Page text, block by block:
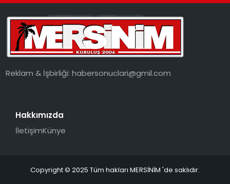
Reklam & İşbirliği:habersonuclari@gmil.com
Hakkımızda
İletişimKünye
Copyright © 2025 Tüm hakları MERSİNİM 'de saklıdır.